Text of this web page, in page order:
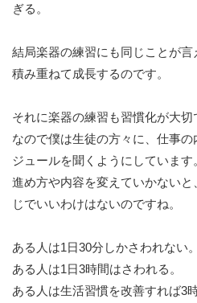
ぎる。
結局楽器の練習にも同じことが
積み重ねて成長するのです。
それに楽器の練習も習慣化が大切
なので僕は生徒の方々に、仕事
ジュールを聞くようにしていま
進め方や内容を変えていかない
じでいいわけはないのですね。
ある人は1日30分しかさわれない。
ある人は1日3時間はさわれる。
ある人は生活習慣を改善すれば3